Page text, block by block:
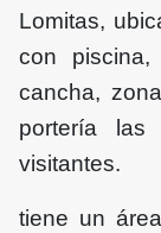
Lomitas,
con piscina,
cancha,
portería
visitantes.
tiene un